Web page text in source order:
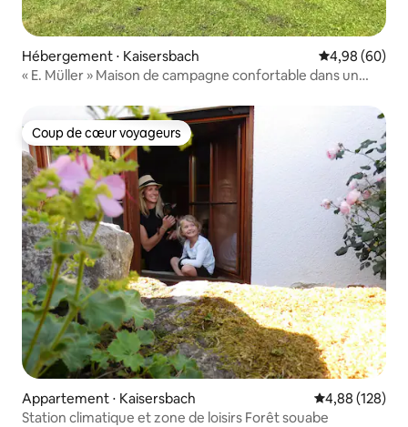
Hébergement ⋅ Kaisersbach Évaluation
4,98 (60)
« E. Müller » Maison de campagne confortable dans un
Coup de cœur voyageurs
Coup de cœur voyageurs
Appartement ⋅ Kaisersbach Évaluation
4,88 (128)
Station climatique et zone de loisirs Forêt souabe